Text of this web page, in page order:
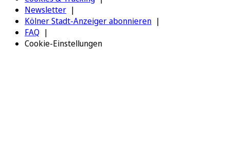
Newsletter
Kölner Stadt-Anzeiger abonnieren
FAQ
Cookie-Einstellungen